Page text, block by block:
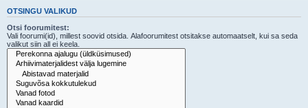
OTSINGU VALIKUD
Otsi foorumitest:
Vali foorumi(id), millest soovid otsida. Alafoorumitest otsitakse automaatselt, kui sa seda
valikut siin all ei keela.